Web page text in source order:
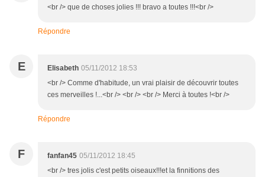
<br /> que de choses jolies !!! bravo a toutes !!!<br />
Répondre
E Elisabeth 05/11/2012 18:53
<br /> Comme d'habitude, un vrai plaisir de découvrir toutes
ces merveilles !...<br /> <br /> <br /> Merci à toutes !<br />
Répondre
F fanfan45 05/11/2012 18:45
<br /> tres jolis c'est petits oiseaux!!!et la finnitions des